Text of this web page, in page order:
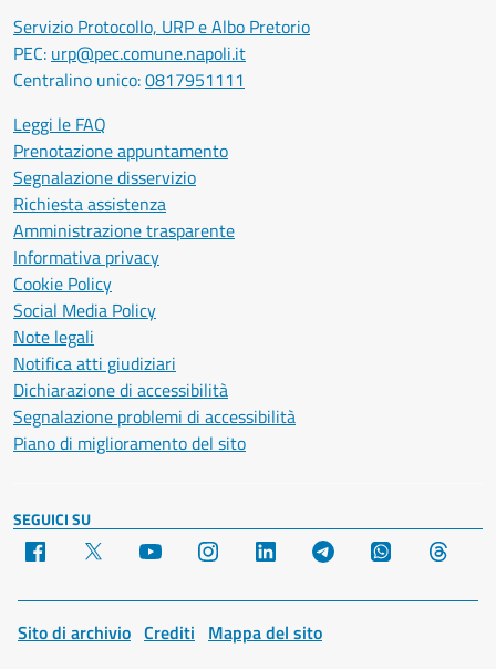
Servizio Protocollo, URP e Albo Pretorio
PEC: urp@pec.comune.napoli.it
Centralino unico:0817951111
Leggi le FAQ
Prenotazione appuntamento
Segnalazione disservizio
Richiesta assistenza
Amministrazione trasparente
Informativa privacy
Cookie Policy
Social Media Policy
Note legali
Notifica atti giudiziari
Dichiarazione di accessibilità
Segnalazione problemi di accessibilità
Piano di miglioramento del sito
SEGUICI SU
Facebook YouTube Instagram LinkedIn Telegram WhatsApp
Sito di archivio Crediti Mappa del sito